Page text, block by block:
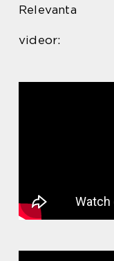
Relevanta
videor: